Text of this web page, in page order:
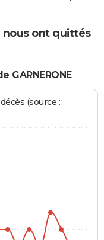
nous ont quittés
GARNERONE
(source :